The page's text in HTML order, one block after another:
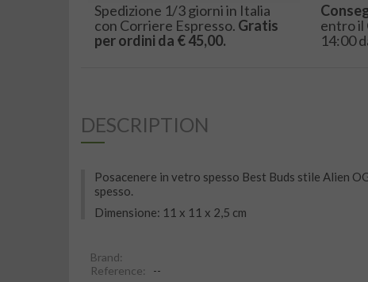
Spedizione 1/3 giorni in Italia
con Corriere Espresso. Gratis
per ordini da € 45,00.
entro il
14:00
DESCRIPTION
Posacenere in vetro spesso Best Buds stile Alien
spesso.
Dimensione: 11 x 11 x 2,5 cm
Brand:
Reference:
--